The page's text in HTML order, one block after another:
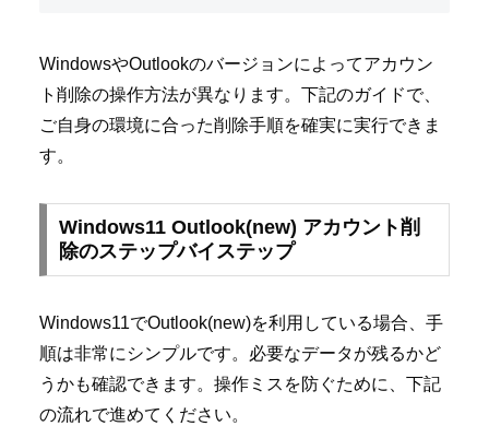
WindowsやOutlookのバージョンによってアカウン
ト削除の操作方法が異なります。下記のガイドで、
ご自身の環境に合った削除手順を確実に実行できま
す。
Windows11 Outlook(new) アカウント削
除のステップバイステップ
Windows11でOutlook(new)を利用している場合、手
順は非常にシンプルです。必要なデータが残るかど
うかも確認できます。操作ミスを防ぐために、下記
の流れで進めてください。